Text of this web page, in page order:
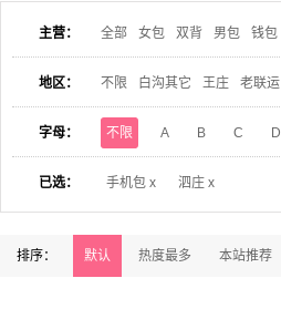
主营： 全部 女包 双背 男包 钱包
地区： 不限 白沟其它 王庄 老联运
字母： 不限 A B C D
已选： 手机包 x 泗庄 x
排序： 默认 热度最多 本站推荐